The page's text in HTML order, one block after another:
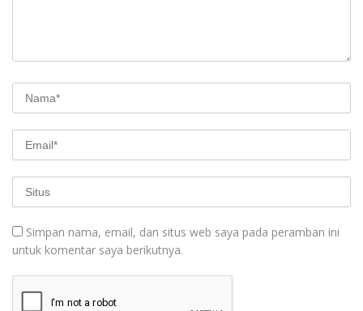
Simpan nama, email, dan situs web saya pada peramban ini
untuk komentar saya berikutnya.